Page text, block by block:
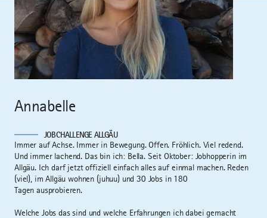
Annabelle
JOBCHALLENGE ALLGÄU
Immer auf Achse. Immer in Bewegung. Offen. Fröhlich. Viel redend.
Und immer lachend. Das bin ich: Bella. Seit Oktober: Jobhopperin im
Allgäu. Ich darf jetzt offiziell einfach alles auf einmal machen. Reden
(viel), im Allgäu wohnen (juhuu) und 30 Jobs in 180
Tagen ausprobieren.
Welche Jobs das sind und welche Erfahrungen ich dabei gemacht